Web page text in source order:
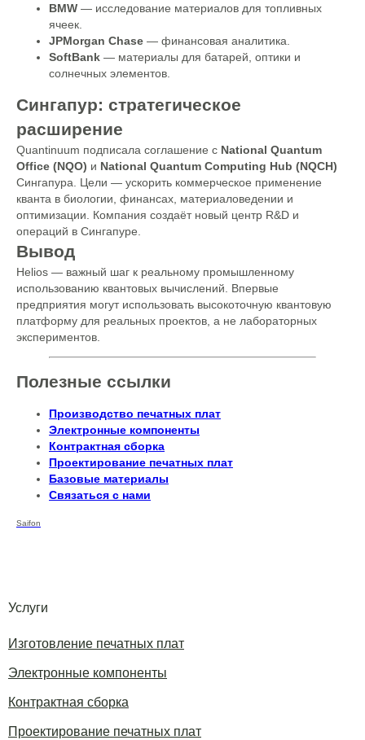
BMW — исследование материалов для топливных
ячеек.
JPMorgan Chase — финансовая аналитика.
SoftBank — материалы для батарей, оптики и
солнечных элементов.
Сингапур: стратегическое
расширение
Quantinuum подписала соглашение с National Quantum
Office (NQO) и National Quantum Computing Hub (NQCH)
Сингапура. Цели — ускорить коммерческое применение
кванта в биологии, финансах, материаловедении и
оптимизации. Компания создаёт новый центр R&D и
операций в Сингапуре.
Вывод
Helios — важный шаг к реальному промышленному
использованию квантовых вычислений. Впервые
предприятия могут использовать высокоточную квантовую
платформу для реальных проектов, а не лабораторных
экспериментов.
Полезные ссылки
Производство печатных плат
Электронные компоненты
Контрактная сборка
Проектирование печатных плат
Базовые материалы
Связаться с нами
Saifon
Изготовление печатных плат
Электронные компоненты
Контрактная сборка
Проектирование печатных плат
Услуги